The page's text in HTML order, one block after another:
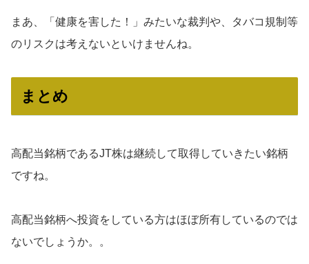
まあ、「健康を害した！」みたいな裁判や、タバコ規制等
のリスクは考えないといけませんね。
まとめ
高配当銘柄であるJT株は継続して取得していきたい銘柄
ですね。
高配当銘柄へ投資をしている方はほぼ所有しているのでは
ないでしょうか。。